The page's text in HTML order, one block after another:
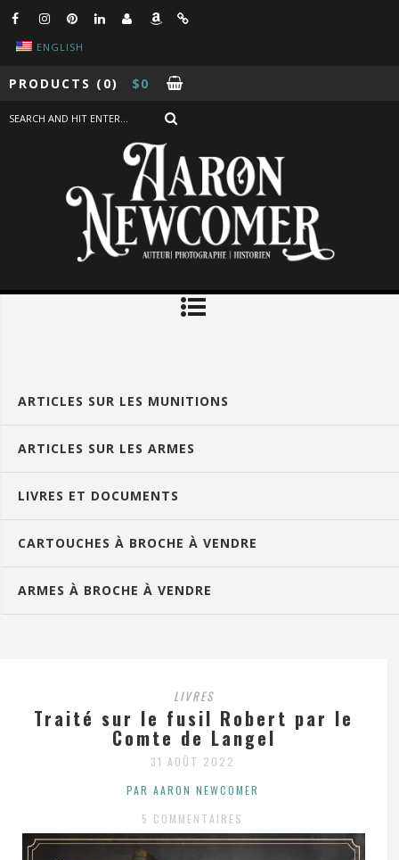
ENGLISH
PRODUCTS (0) $0
ARTICLES SUR LES MUNITIONS
ARTICLES SUR LES ARMES
LIVRES ET DOCUMENTS
CARTOUCHES À BROCHE À VENDRE
ARMES À BROCHE À VENDRE
LIVRES
Traité sur le fusil Robert par le
Comte de Langel
31 AOÛT 2022
PAR AARON NEWCOMER
5 COMMENTAIRES